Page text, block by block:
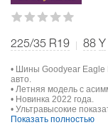
225/35 R19 88 Y
• Шины Goodyear Eagle
авто.
• Летняя модель с
• Новинка 2022 года.
• Ультравысокие
Показать полностью